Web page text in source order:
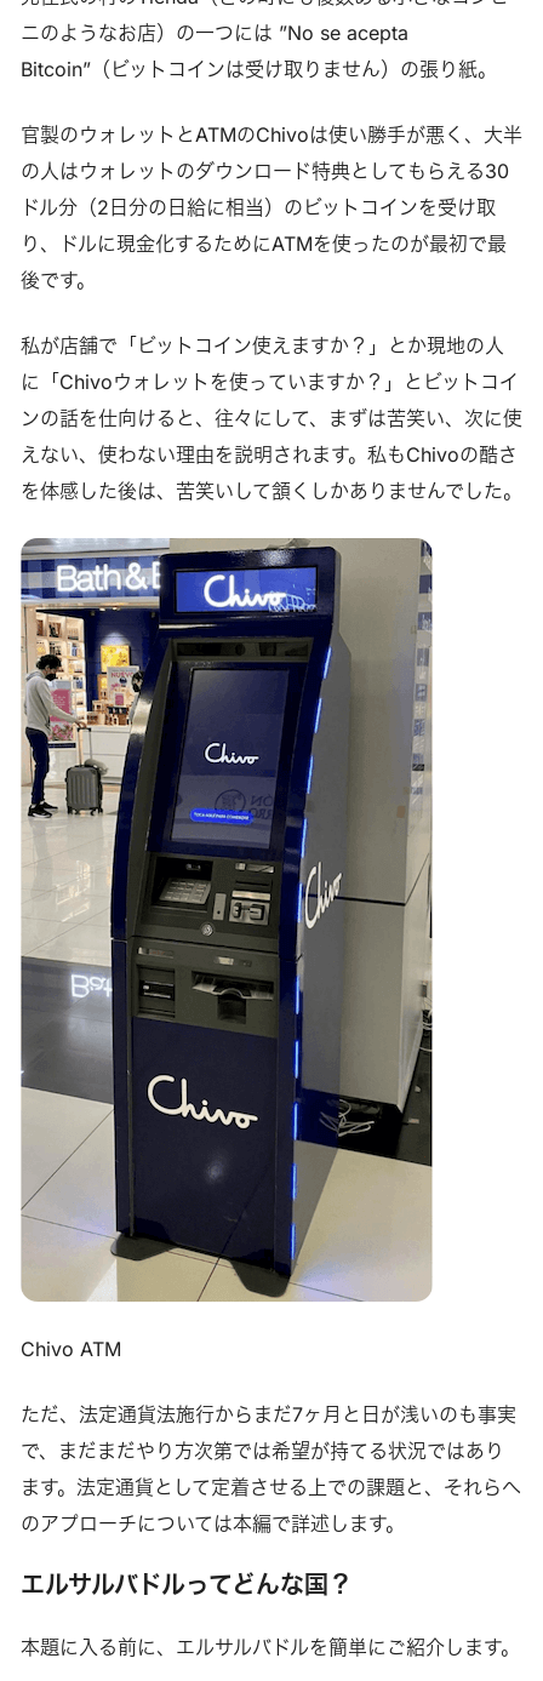
ニのようなお店）の一つには ”No se acepta
Bitcoin”（ビットコインは受け取りません）の張り紙。
官製のウォレットとATMのChivoは使い勝手が悪く、大半
の人はウォレットのダウンロード特典としてもらえる30
ドル分（2日分の日給に相当）のビットコインを受け取
り、ドルに現金化するためにATMを使ったのが最初で最
後です。
私が店舗で「ビットコイン使えますか？」とか現地の人
に「Chivoウォレットを使っていますか？」とビットコイ
ンの話を仕向けると、往々にして、まずは苦笑い、次に使
えない、使わない理由を説明されます。私もChivoの酷さ
を体感した後は、苦笑いして頷くしかありませんでした。
Chivo ATM
ただ、法定通貨法施行からまだ7ヶ月と日が浅いのも事実
で、まだまだやり方次第では希望が持てる状況ではあり
ます。法定通貨として定着させる上での課題と、それらへ
のアプローチについては本編で詳述します。
エルサルバドルってどんな国？
本題に入る前に、エルサルバドルを簡単にご紹介します。